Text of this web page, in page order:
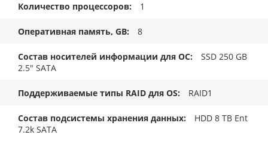
Количество процессоров 1
Оперативная память, GB 8
Состав носителей информации для ОС
SSD 250 GB
2.5" SATA
Поддерживаемые типы RAID для OS RAID1
Состав подсистемы хранения данных
HDD 8 TB Ent
7.2k SATA